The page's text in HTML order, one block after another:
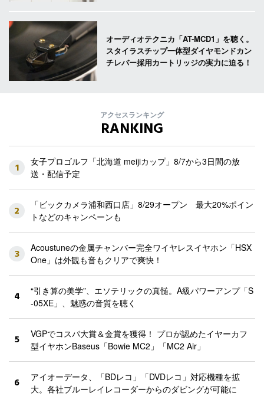
オーディオテクニカ「AT-MCD1」を聴く。
スタイラスチップ一体型ダイヤモンドカン
チレバー採用カートリッジの実力に迫る！
アクセスランキング
RANKING
1
女子プロゴルフ「北海道 meijiカップ」8/7から3日間の放
送・配信予定
2
「ビックカメラ浦和西口店」8/29オープン 最大20%ポイン
トなどのキャンペーンも
3
Acoustuneの金属チャンバー完全ワイヤレスイヤホン「HSX
One」は外観も音もクリアで爽快！
4
“引き算の美学”、エソテリックの真髄。A級パワーアンプ「S
-05XE」、魅惑の音質を聴く
5
VGPでコスパ大賞＆金賞を獲得！ プロが認めたイヤーカフ
型イヤホンBaseus「Bowie MC2」「MC2 Air」
6
アイオーデータ、「BDレコ」「DVDレコ」対応機種を拡
大。各社ブルーレイレコーダーからのダビングが可能に